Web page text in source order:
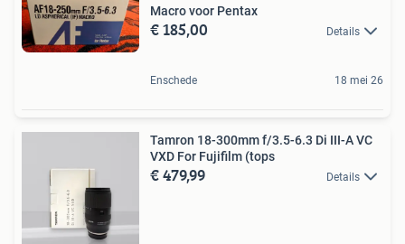
Macro voor Pentax
€ 185,00 Details
Enschede 18 mei 26
Tamron 18-300mm f/3.5-6.3 Di III-A VC
VXD For Fujifilm (tops
€ 479,99 Details